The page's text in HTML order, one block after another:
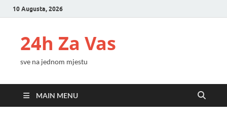
10 Augusta, 2026
24h Za Vas
sve na jednom mjestu
MAIN MENU